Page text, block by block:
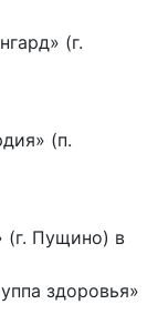
(г.
(п.
(г. Пущино) в
здоровья»